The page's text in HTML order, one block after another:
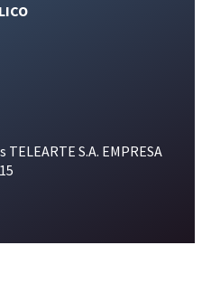
S.A. EMPRESA